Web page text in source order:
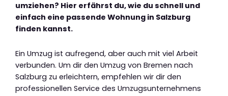
umziehen? Hier erfährst du, wie du schnell und
einfach eine passende Wohnung in Salzburg
finden kannst.
Ein Umzug ist aufregend, aber auch mit viel Arbeit
verbunden. Um dir den Umzug von Bremen nach
Salzburg zu erleichtern, empfehlen wir dir den
professionellen Service des Umzugsunternehmens